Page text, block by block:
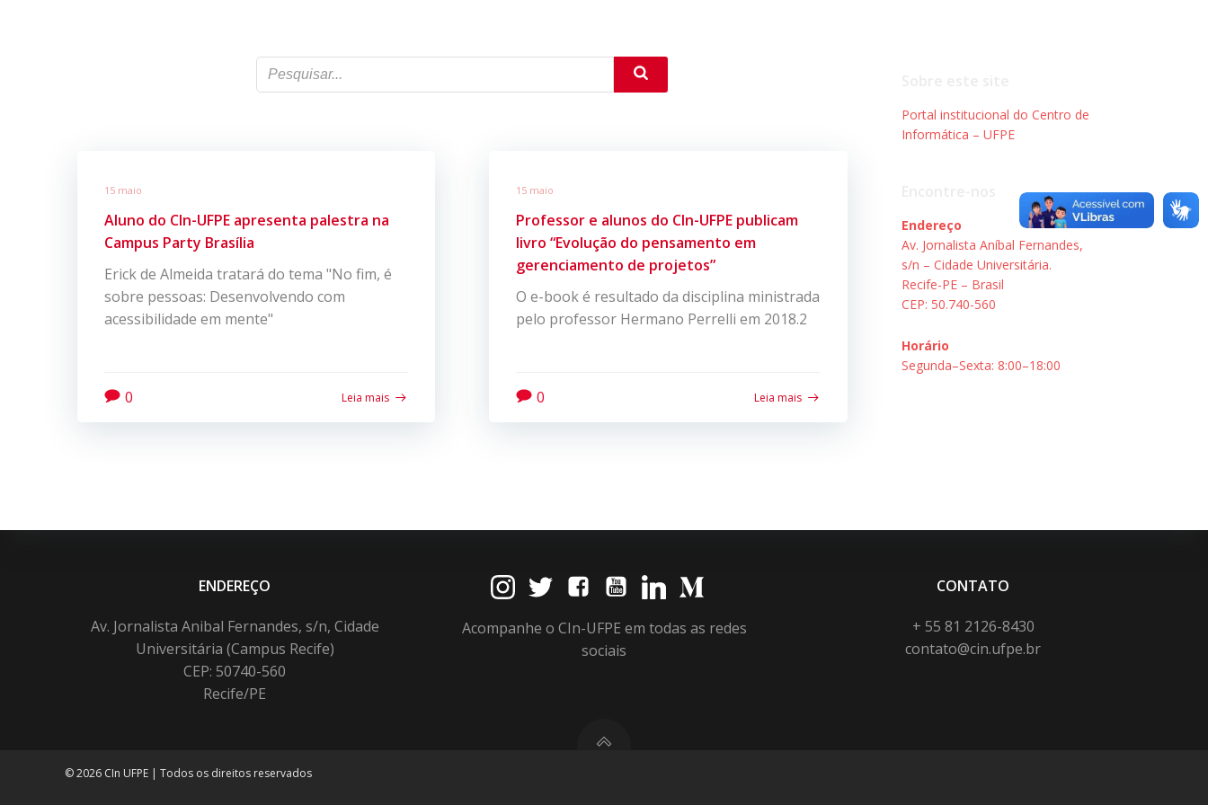
15 maio
Aluno do CIn-UFPE apresenta palestra na
Campus Party Brasília
Erick de Almeida tratará do tema "No fim, é
sobre pessoas: Desenvolvendo com
acessibilidade em mente"
0 Leia mais
15 maio
Professor e alunos do CIn-UFPE publicam
livro “Evolução do pensamento em
gerenciamento de projetos”
O e-book é resultado da disciplina ministrada
pelo professor Hermano Perrelli em 2018.2
0 Leia mais
Portal institucional do Centro de
Informática – UFPE
Endereço
Av. Jornalista Aníbal Fernandes,
s/n – Cidade Universitária.
Recife-PE – Brasil
CEP: 50.740-560
Horário
Segunda–Sexta: 8:00–18:00
ENDEREÇO
Av. Jornalista Anibal Fernandes, s/n, Cidade
Universitária (Campus Recife)
CEP: 50740-560
Recife/PE
Acompanhe o CIn-UFPE em todas as redes
sociais
CONTATO
+ 55 81 2126-8430
contato@cin.ufpe.br
© 2026 CIn UFPE | Todos os direitos reservados